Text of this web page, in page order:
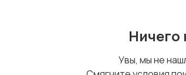
Ничего
Увы, мы не